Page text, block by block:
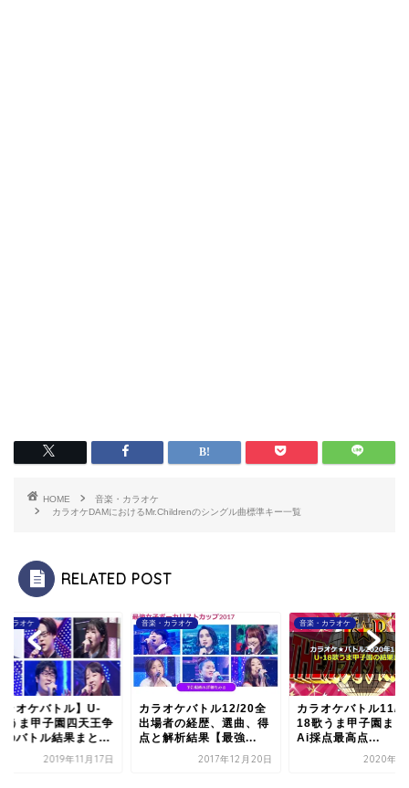
HOME
音楽・カラオケ
カラオケDAMにおけるMr.Childrenのシングル曲標準キー一覧
RELATED POST
カラオケ
ラオケバトル】U-
うま甲子園四天王争
のバトル結果まと...
2019年11月17日
音楽・カラオケ
カラオケバトル12/20全
出場者の経歴、選曲、得
点と解析結果【最強...
2017年12月20日
音楽・カラオケ
カラオケバトル11/1
18歌うま甲子園まと
Ai採点最高点...
2020年11